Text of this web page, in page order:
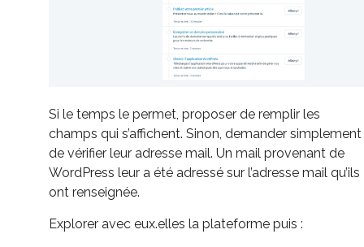
Si le temps le permet, proposer de remplir les
champs qui s’affichent. Sinon, demander simplement
de vérifier leur adresse mail. Un mail provenant de
WordPress leur a été adressé sur l’adresse mail qu’ils
ont renseignée.
Explorer avec eux.elles la plateforme puis :